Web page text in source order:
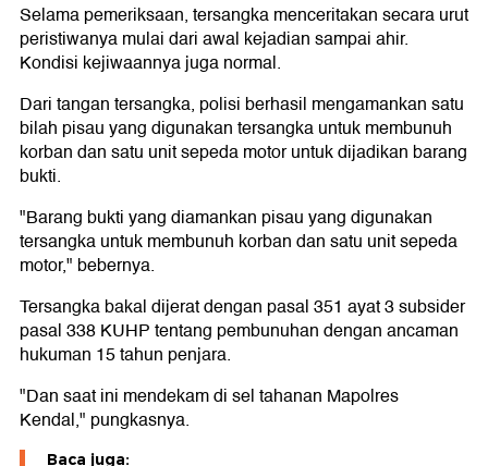
Selama pemeriksaan, tersangka menceritakan secara urut
peristiwanya mulai dari awal kejadian sampai ahir.
Kondisi kejiwaannya juga normal.
Dari tangan tersangka, polisi berhasil mengamankan satu
bilah pisau yang digunakan tersangka untuk membunuh
korban dan satu unit sepeda motor untuk dijadikan barang
bukti.
"Barang bukti yang diamankan pisau yang digunakan
tersangka untuk membunuh korban dan satu unit sepeda
motor," bebernya.
Tersangka bakal dijerat dengan pasal 351 ayat 3 subsider
pasal 338 KUHP tentang pembunuhan dengan ancaman
hukuman 15 tahun penjara.
"Dan saat ini mendekam di sel tahanan Mapolres
Kendal," pungkasnya.
Baca juga: